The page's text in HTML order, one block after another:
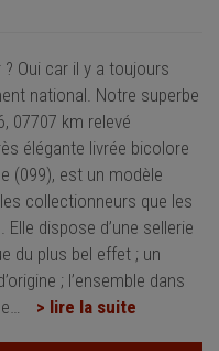
Oui car il y a toujours
national. Notre superbe
07707 km relevé
élégante livrée bicolore
(099), est un modèle
collectionneurs que les
dispose d’une sellerie
du plus bel effet ; un
; l’ensemble dans
> lire la suite